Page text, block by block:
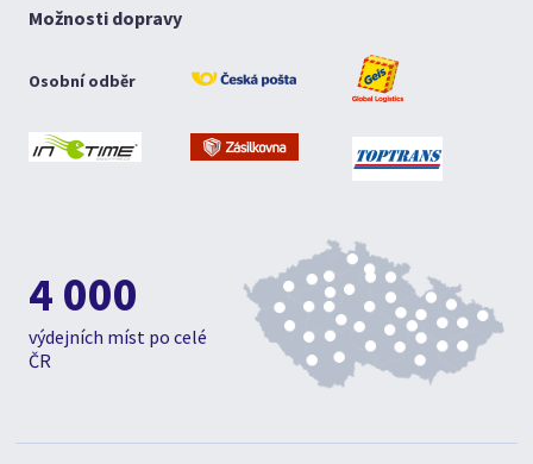
Možnosti dopravy
Osobní odběr
4 000
výdejních míst po celé
ČR